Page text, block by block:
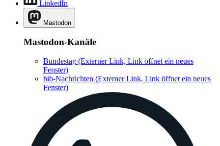
LinkedIn
Mastodon
Mastodon-Kanäle
Bundestag (Externer Link, Link öffnet ein neues
Fenster)
hib-Nachrichten (Externer Link, Link öffnet ein neues
Fenster)